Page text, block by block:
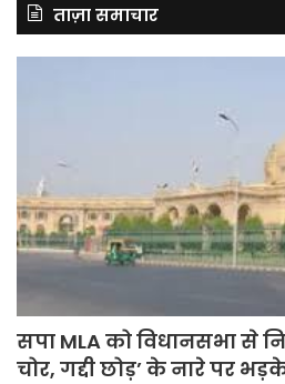
ताज़ा समाचार
सपा MLA को विधानसभा से
चोर, गद्दी छोड़’ के नारे पर